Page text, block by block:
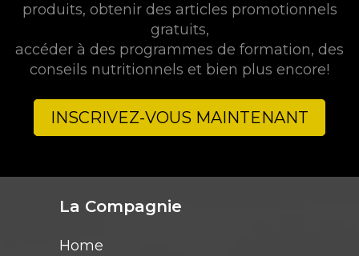
produits, obtenir des articles promotionnels
gratuits,
accéder à des programmes de formation, des
conseils nutritionnels et bien plus encore!
INSCRIVEZ-VOUS MAINTENANT
La Compagnie
Home